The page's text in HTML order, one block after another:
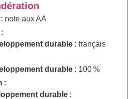
note aux AA
durable :français
durable : 100 %
:
durable :